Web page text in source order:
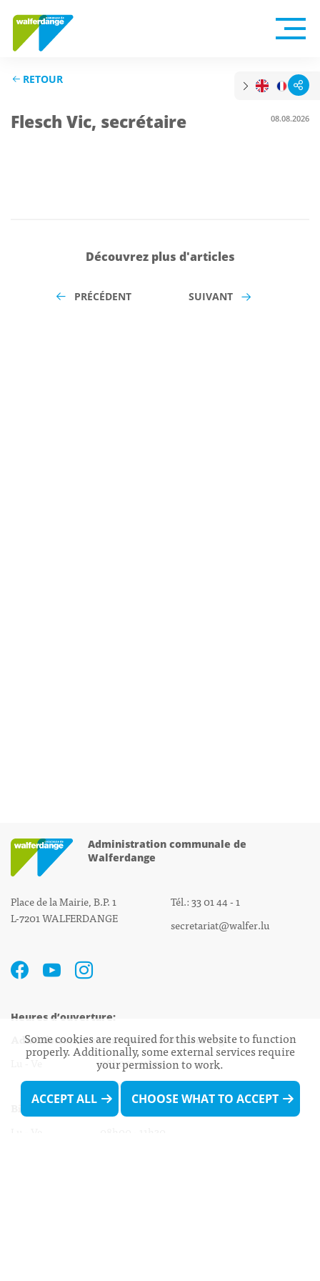
RETOUR
Flesch Vic, secrétaire 08.08.2026
Découvrez plus d'articles
PRÉCÉDENT SUIVANT
Administration communale de
Walferdange
Place de la Mairie, B.P. 1
L-7201 WALFERDANGE
Tél.: 33 01 44 - 1
secretariat@walfer.lu
Heures d’ouverture:
Administration communale de Walferdange
Lu - Ve 08h00 - 11h30
13h30 - 16h00
Biergercenter
Some cookies are required for this website to function
properly. Additionally, some external services require
your permission to work.
ACCEPT ALL CHOOSE WHAT TO ACCEPT